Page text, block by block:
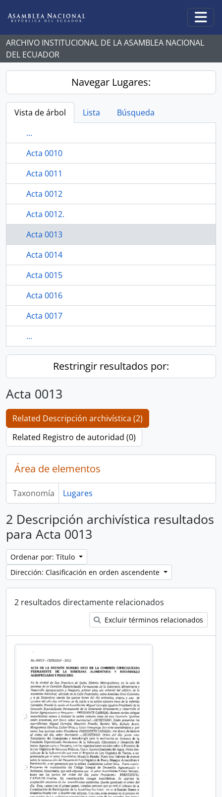
ARCHIVO INSTITUCIONAL DE LA ASAMBLEA NACIONAL
DEL ECUADOR
Navegar Lugares:
Vista de árbol Lista
Búsqueda
...
Acta 0010
Acta 0011
Acta 0012
Acta 0012.
Acta 0013
Acta 0014
Acta 0015
Acta 0016
Acta 0017
...
Restringir resultados por:
Acta 0013
Related Descripción archivística (2)
Related Registro de autoridad (0)
Área de elementos
Taxonomía Lugares
2 Descripción archivística resultados
para Acta 0013
Ordenar por: Título
Dirección: Clasificación en orden ascendente
2 resultados directamente relacionados
Excluir términos relacionados